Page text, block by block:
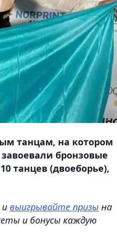
танцам, на котором
бронзовые
танцев (двоеборье),
выигрывайте призы на
и бонусы каждую